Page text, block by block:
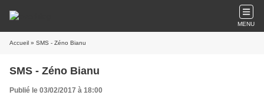
MENU
Accueil » SMS - Zéno Bianu
SMS - Zéno Bianu
Publié le 03/02/2017 à 18:00